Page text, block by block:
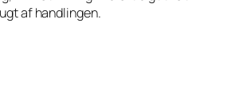
af handlingen.